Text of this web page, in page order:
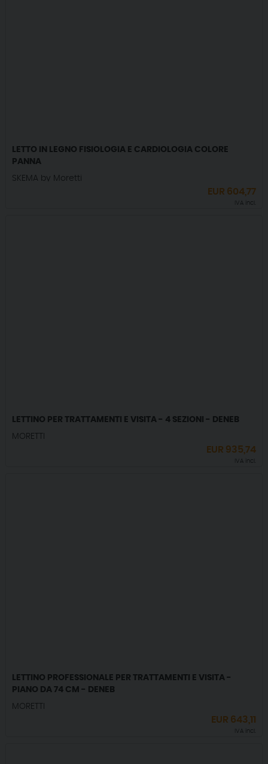
LETTO IN LEGNO FISIOLOGIA E CARDIOLOGIA COLORE
PANNA
SKEMA by Moretti
EUR 604,77
IVA incl.
LETTINO PER TRATTAMENTI E VISITA - 4 SEZIONI - DENEB
MORETTI
EUR 935,74
IVA incl.
LETTINO PROFESSIONALE PER TRATTAMENTI E VISITA -
PIANO DA 74 CM - DENEB
MORETTI
EUR 643,11
IVA incl.